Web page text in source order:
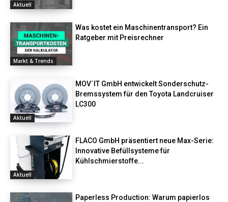
Aktuell
Markt & Trends
Was kostet ein Maschinentransport? Ein
Ratgeber mit Preisrechner
Aktuell
MOV´IT GmbH entwickelt Sonderschutz-
Bremssystem für den Toyota Landcruiser
LC300
Aktuell
FLACO GmbH präsentiert neue Max-Serie:
Innovative Befüllsysteme für
Kühlschmierstoffe...
Paperless Production: Warum papierlos